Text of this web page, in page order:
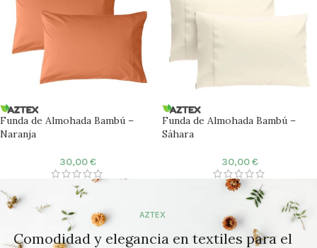
Funda de Almohada Bambú –
Naranja
30,00€
Funda de Almohada Bambú –
Sáhara
30,00€
AZTEX
Comodidad y elegancia en textiles para el